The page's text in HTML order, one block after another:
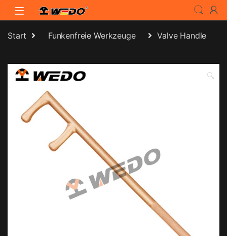
Skip to navigation
Skip to content
Start Funkenfreie Werkzeuge Valve Handle
🔍